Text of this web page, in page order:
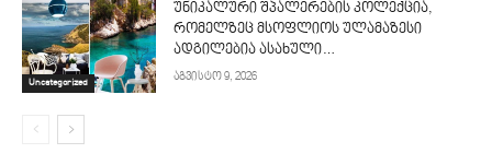
Uncategorized
უნიკალური შპალერების კოლექცია,
რომელზეც მსოფლიოს ულამაზესი
ადგილებია ასახული…
აგვისტო 9, 2026